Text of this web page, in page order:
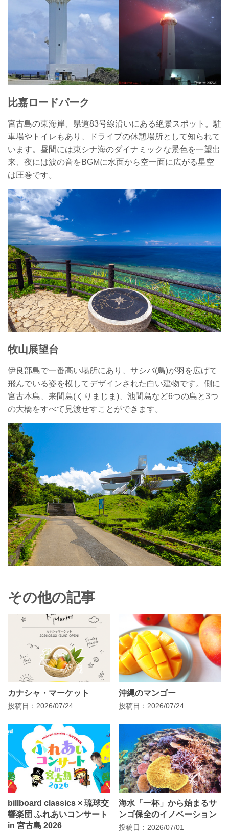
比嘉ロードパーク
宮古島の東海岸、県道83号線沿いにある絶景スポット。駐
車場やトイレもあり、ドライブの休憩場所として知られて
います。昼間には東シナ海のダイナミックな景色を一望出
来、夜には波の音をBGMに水面から空一面に広がる星空
は圧巻です。
牧山展望台
伊良部島で一番高い場所にあり、サシバ(鳥)が羽を広げて
飛んでいる姿を模してデザインされた白い建物です。側に
宮古本島、来間島(くりまじま)、池間島など6つの島と3つ
の大橋をすべて見渡せすことができます。
その他の記事
カナシャ・マーケット
投稿日：2026/07/24
沖縄のマンゴー
投稿日：2026/07/24
billboard classics × 琉球交
響楽団 ふれあいコンサート
in 宮古島 2026
海水「一杯」から始まるサ
ンゴ保全のイノベーション
投稿日：2026/07/01